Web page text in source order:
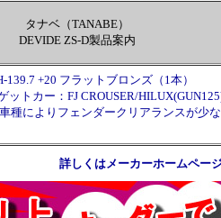
タナベ（TANABE）
DEVIDE ZS-D製品案内
+20 フラットブロンズ（1本）
トカー：FJ CROUSER/
種によりフェンダークリアランスが少
詳しくはメーカーホームペー